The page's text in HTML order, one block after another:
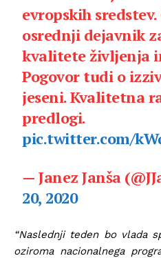
evropskih sredstev.
osrednji dejavnik
kvalitete življenja
Pogovor tudi o
jeseni. Kvalitetna
predlogi.
pic.twitter.com/
— Janez Janša
20, 2020
“Naslednji teden bo vlada
oziroma nacionalnega